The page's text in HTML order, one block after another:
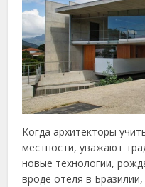
Когда архитекторы
местности, уважают
новые технологии,
вроде отеля в